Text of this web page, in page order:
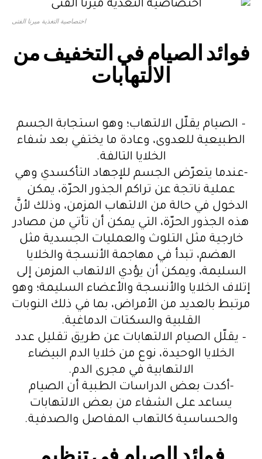
اختصاصية التغذية ميرنا الفتى
فوائد الصيام في التخفيف من
الالتهابات
– الصيام يقلّل الالتهاب؛ وهو استجابة الجسم
الطبيعية للعدوى، وعادة ما يختفي بعد شفاء
الخلايا التالفة.
-عندما يتعرّض الجسم للإجهاد التأكسدي وهي
عملية ناتجة عن تراكم الجذور الحرّة، يمكن
الدخول في حالة من الالتهاب المزمن، وذلك لأنَّ
هذه الجذور الحرّة، التي يمكن أن تأتي من مصادر
خارجية مثل التلوث والعمليات الجسدية مثل
الهضم، تبدأ في مهاجمة الأنسجة والخلايا
السليمة، ويمكن أن يؤدي الالتهاب المزمن إلى
إتلاف الخلايا والأنسجة والأعضاء السليمة؛ وهو
مرتبط بالعديد من الأمراض، بما في ذلك النوبات
القلبية والسكتات الدماغية.
– يقلّل الصيام الالتهابات عن طريق تقليل عدد
الخلايا الوحيدة، نوع من خلايا الدم البيضاء
الالتهابية في مجرى الدم.
-أكدت بعض الدراسات الطبية أن الصيام
يساعد على الشفاء من بعض الالتهابات
والحساسية كالتهاب المفاصل والصدفية.